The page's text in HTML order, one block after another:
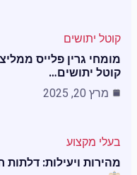
קוטל יתושים
מומחי גרין פלייס
קוטל יתושים…
מרץ 20, 2025
בעלי מקצוע
מהירות ויעילות: דלתות